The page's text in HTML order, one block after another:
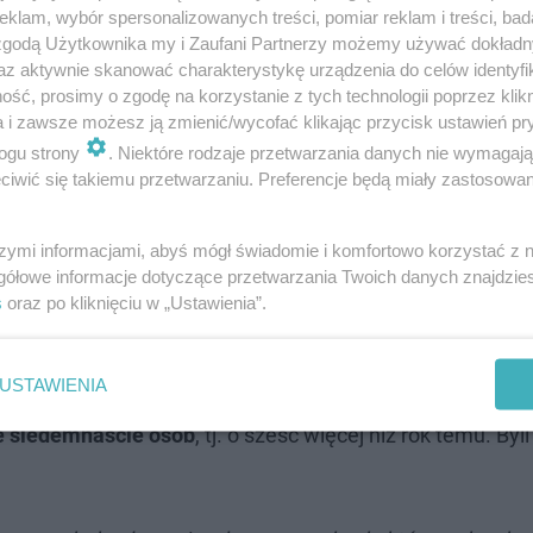
gdzie 35-letni kierowca nie zatrzymał się przed
dziewczynka"– przypomniał nadkom. Fijołek.
gdyby kierowcy stosowali się do przepisów
150 tys. kontroli stanu trzeźwości, podczas
siedemnaście osób, tj. o sześć więcej niż rok temu.
wybór spersonalizowanych treści, pomiar reklam i treści,
Użytkownika my i Zaufani Partnerzy możemy używać
aktywnie skanować charakterystykę urządzenia do celów
prosimy o zgodę na korzystanie z tych technologii poprzez
i zawsze możesz ją zmienić/wycofać klikając przycisk ustawień
strony
. Niektóre rodzaje przetwarzania danych nie
się takiemu przetwarzaniu. Preferencje będą miały
informacjami, abyś mógł świadomie i komfortowo korzystać z
informacje dotyczące przetwarzania Twoich danych
oraz po kliknięciu w „Ustawienia”.
USTAWIENIA